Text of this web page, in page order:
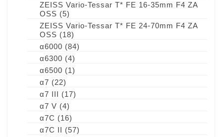
ZEISS Vario-Tessar T* FE 16-35mm F4 ZA
OSS (5)
ZEISS Vario-Tessar T* FE 24-70mm F4 ZA
OSS (18)
α6000 (84)
α6300 (4)
α6500 (1)
α7 (22)
α7 III (17)
α7 V (4)
α7C (16)
α7C II (57)